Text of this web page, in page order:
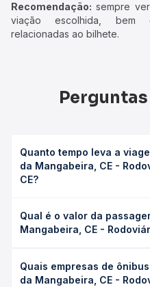
Recomendação: sempre
viação escolhida, bem
relacionadas ao bilhete.
Quanto tempo leva a
da Mangabeira, CE -
CE?
Rodoviária para
podendo variar conforme
disponíveis e vê a duração
Qual é o valor da
Mangabeira, CE -
Mangabeira, CE -
em média não identificado
Quais empresas de
da Mangabeira, CE -